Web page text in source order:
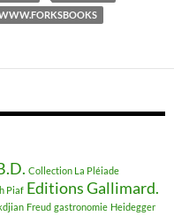
Collection La Pléiade
Piaf Editions Gallimard.
Freud gastronomie Heidegger